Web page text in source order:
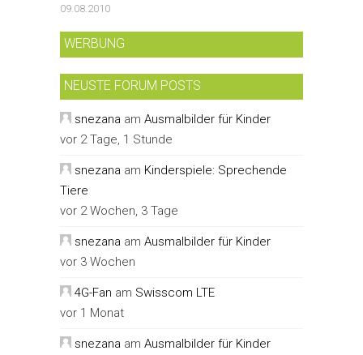
09.08.2010
WERBUNG
NEUSTE FORUM POSTS
snezana am Ausmalbilder für Kinder
vor 2 Tage, 1 Stunde
snezana am Kinderspiele: Sprechende
Tiere
vor 2 Wochen, 3 Tage
snezana am Ausmalbilder für Kinder
vor 3 Wochen
4G-Fan am Swisscom LTE
vor 1 Monat
snezana am Ausmalbilder für Kinder